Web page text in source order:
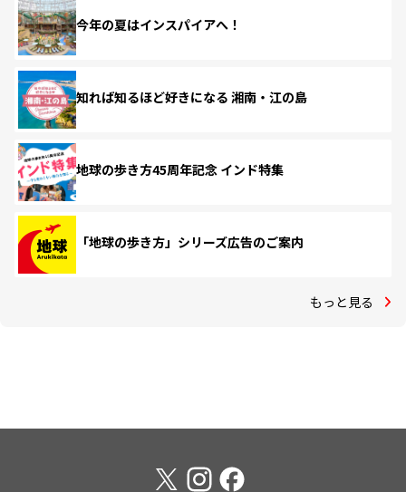
今年の夏はインスパイアへ！
知れば知るほど好きになる 湘南・江の島
地球の歩き方45周年記念 インド特集
「地球の歩き方」シリーズ広告のご案内
もっと見る